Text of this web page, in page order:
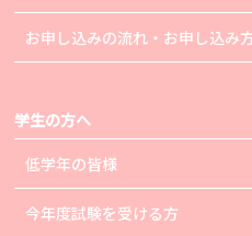
お申し込みの流れ・お申し込み
学生の方へ
低学年の皆様
今年度試験を受ける方